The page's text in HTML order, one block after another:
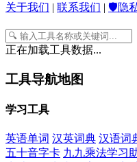
关于我们 | 联系我们 | 🛡️隐
正在加载工具数据...
工具导航地图
学习工具
英语单词 汉英词典 汉语词
五十音字卡 九九乘法学习